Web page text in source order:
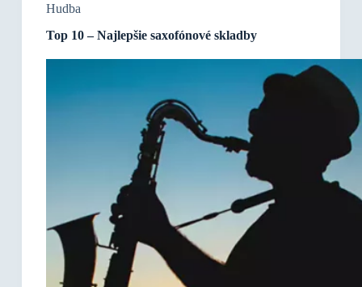
Hudba
Top 10 – Najlepšie saxofónové skladby